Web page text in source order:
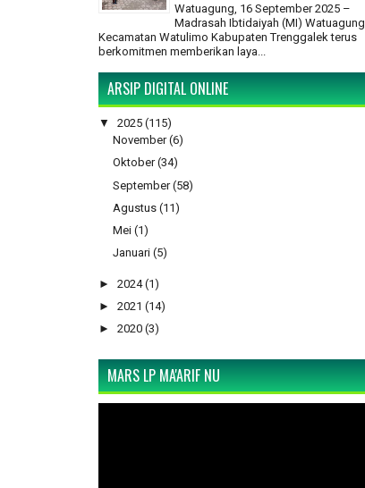
Watuagung, 16 September 2025 –
Madrasah Ibtidaiyah (MI) Watuagung
Kecamatan Watulimo Kabupaten Trenggalek terus
berkomitmen memberikan laya...
ARSIP DIGITAL ONLINE
▼ 2025 (115)
November (6)
Oktober (34)
September (58)
Agustus (11)
Mei (1)
Januari (5)
► 2024 (1)
► 2021 (14)
► 2020 (3)
MARS LP MA'ARIF NU